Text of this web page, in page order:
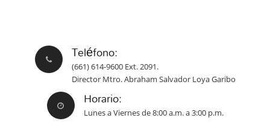
Teléfono:
(661) 614-9600 Ext. 2091.
Director Mtro. Abraham Salvador Loya Garibo
Horario:
Lunes a Viernes de 8:00 a.m. a 3:00 p.m.